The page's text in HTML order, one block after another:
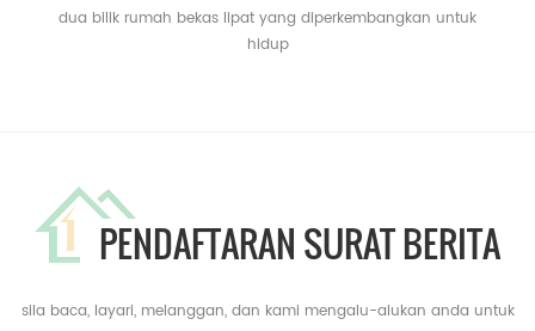
dua bilik rumah bekas lipat yang diperkembangkan untuk
hidup
PENDAFTARAN SURAT BERITA
sila baca, layari, melanggan, dan kami mengalu-alukan anda untuk